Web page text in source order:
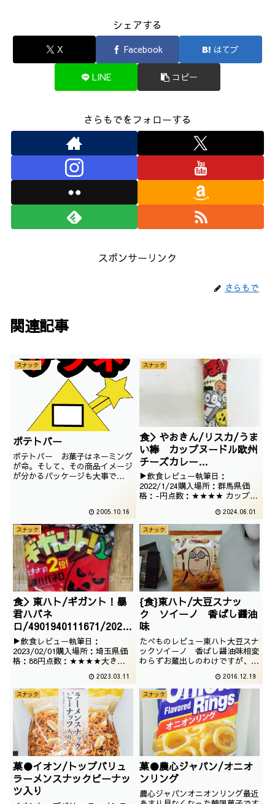
シェアする
X Facebook はてブ
LINE コピー
さらもでをフォローする
スポンサーリンク
さらもで
関連記事
スナック
ポテトバー
ポテトバー お菓子はネーミング
が命。そして、その商品イメージ
が分かるパッケージも大事で
トバーで作られてます （イラス
トですが） そこでふと気づきま
したこいつの存在を 一体中に何
が入っているのか、非常...
2005.10.16
スナック
食＞やおきん/リスカ/うま
い棒 カップヌードル欧州
チーズカレー
味/2021/12/11
▶飲食レビュー執筆日：
2022/1/24購入場所：群馬県価
格：-円点数：★★★★ カップヌ
います。デザインもかわいらし
く、コレクションしたくなります
（しないです）
2024.06.01
スナック
食＞東ハト/ギガント！暴
君ハバネ
ロ/4901940111671/2023
/02/01
▶飲食レビュー執筆日：
2023/02/01購入場所：埼玉県価
格：88円点数：★★★★大きく
テコの暴君ハバネロ味とも言える
のでしょうか。なげわではないこ
とは確かです。
2023.03.11
スナック
{食}東ハト/大豆スナッ
ク ソイーノ 香ばし醤油
味
たべものレビュー東ハト大豆スナ
ックソイーノ 香ばし醤油味相変
わらずお蔵出しのわけですが、メ
2016.12.19
スナック
菓●イオン/トップバリュ
ラーメンスナックピーナッ
ツ入り
スナック
菓●農心ジャパン/オニオ
ンリング
農心ジャパンオニオンリング最近